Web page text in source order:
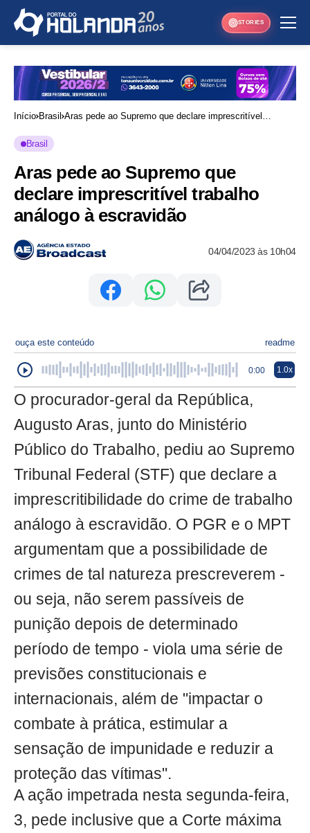
STORIES
Início Brasil Aras pede ao Supremo que declare imprescritível
Brasil
Aras pede ao Supremo que
declare imprescritível trabalho
análogo à escravidão
04/04/2023 às 10h04
ouça este conteúdo readme
0:00 1.0x
O procurador-geral da República,
Augusto Aras, junto do Ministério
Público do Trabalho, pediu ao Supremo
Tribunal Federal (STF) que declare a
imprescritibilidade do crime de trabalho
análogo à escravidão. O PGR e o MPT
argumentam que a possibilidade de
crimes de tal natureza prescreverem -
ou seja, não serem passíveis de
punição depois de determinado
período de tempo - viola uma série de
previsões constitucionais e
internacionais, além de "impactar o
combate à prática, estimular a
sensação de impunidade e reduzir a
proteção das vítimas".
A ação impetrada nesta segunda-feira,
3, pede inclusive que a Corte máxima